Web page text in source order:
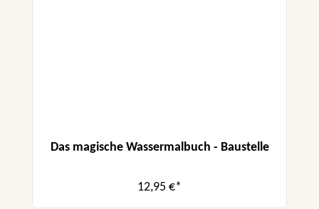
Das magische Wassermalbuch - Baustelle
12,95 €*